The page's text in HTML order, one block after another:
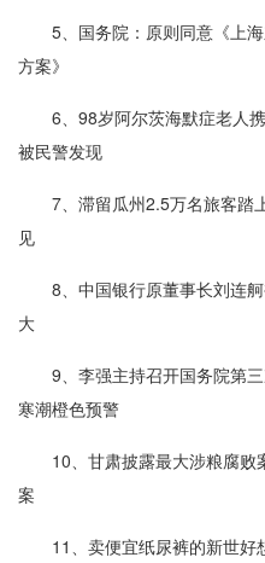
5、国务院：原则同意《上
方案》
6、98岁阿尔茨海默症老人
被民警发现
7、滞留瓜州2.5万名旅客踏
见
8、中国银行原董事长刘连
大
9、李强主持召开国务院第
寒潮橙色预警
10、甘肃披露最大涉粮腐
案
11、卖便宜纸尿裤的新世